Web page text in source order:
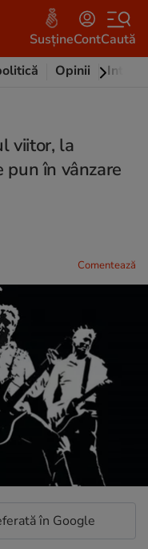
SusțineContCaută
Opinii
viitor, la
pun în vânzare
Comentează
în Google